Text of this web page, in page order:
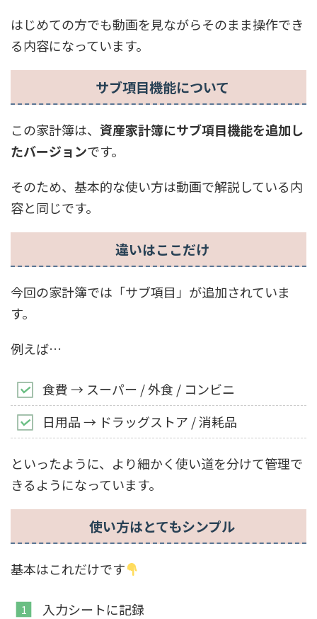
はじめての方でも動画を見ながらそのまま操作でき
る内容になっています。
サブ項目機能について
この家計簿は、 資産家計簿にサブ項目機能を追加し
たバージョンです。
そのため、基本的な使い方は動画で解説している内
容と同じです。
違いはここだけ
今回の家計簿では「サブ項目」が追加されていま
す。
例えば…
食費 → スーパー / 外食 / コンビニ
日用品 → ドラッグストア / 消耗品
といったように、より細かく使い道を分けて管理で
きるようになっています。
使い方はとてもシンプル
基本はこれだけです
入力シートに記録